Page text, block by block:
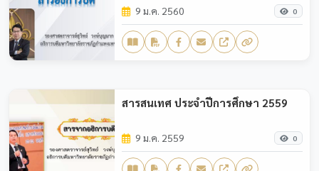
9 ม.ค. 2560 0
สารสนเทศ ประจำปีการศึกษา 2559
9 ม.ค. 2559 0